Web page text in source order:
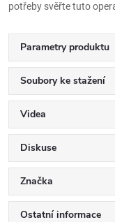
potřeby svěřte tuto
Parametry produktu
Soubory ke stažení
Videa
Diskuse
Značka
Ostatní informace